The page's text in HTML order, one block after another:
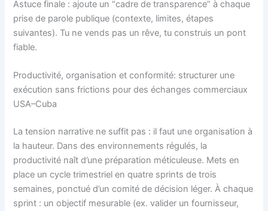
Astuce finale : ajoute un “cadre de transparence” à chaque
prise de parole publique (contexte, limites, étapes
suivantes). Tu ne vends pas un rêve, tu construis un pont
fiable.
Productivité, organisation et conformité: structurer une
exécution sans frictions pour des échanges commerciaux
USA–Cuba
La tension narrative ne suffit pas : il faut une organisation à
la hauteur. Dans des environnements régulés, la
productivité naît d’une préparation méticuleuse. Mets en
place un cycle trimestriel en quatre sprints de trois
semaines, ponctué d’un comité de décision léger. À chaque
sprint : un objectif mesurable (ex. valider un fournisseur,